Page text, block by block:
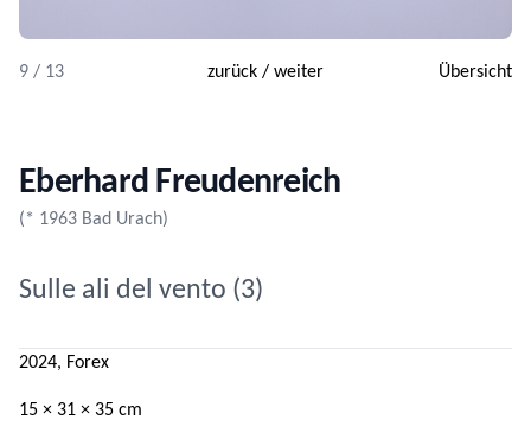
9 / 13 zurück/ weiter Übersicht
Eberhard Freudenreich
(* 1963 Bad Urach)
Sulle ali del vento (3)
2024, Forex
15 × 31 × 35 cm